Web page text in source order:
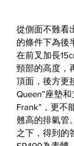
從側面不難看
的條件下為後
在前叉加長
頸部的高度，
頂面，後方更
Queen”座墊
Frank”，更不
翹高的排氣管
之下，得到的